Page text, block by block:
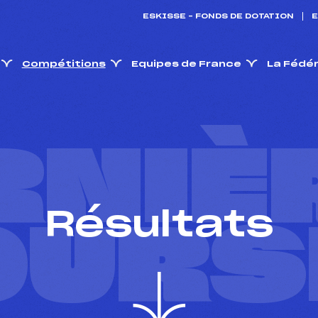
ESKISSE – FONDS DE DOTATION
Compétitions Equipes de France La
Résultats